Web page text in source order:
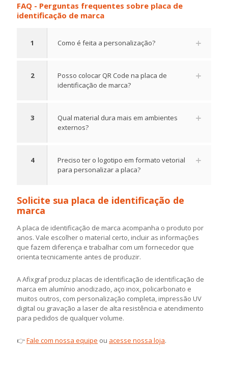
FAQ - Perguntas frequentes sobre placa de
identificação de marca
1 Como é feita a personalização?
2
Posso colocar QR Code na placa de
identificação de marca?
3
Qual material dura mais em ambientes
externos?
4
Preciso ter o logotipo em formato vetorial
para personalizar a placa?
Solicite sua placa de identificação de
marca
A placa de identificação de marca acompanha o produto por
anos. Vale escolher o material certo, incluir as informações
que fazem diferença e trabalhar com um fornecedor que
orienta tecnicamente antes de produzir.
A Afixgraf produz placas de identificação de identificação de
marca em alumínio anodizado, aço inox, policarbonato e
muitos outros, com personalização completa, impressão UV
digital ou gravação a laser de alta resistência e atendimento
para pedidos de qualquer volume.
👉Fale com nossa equipe ou acesse nossa loja.